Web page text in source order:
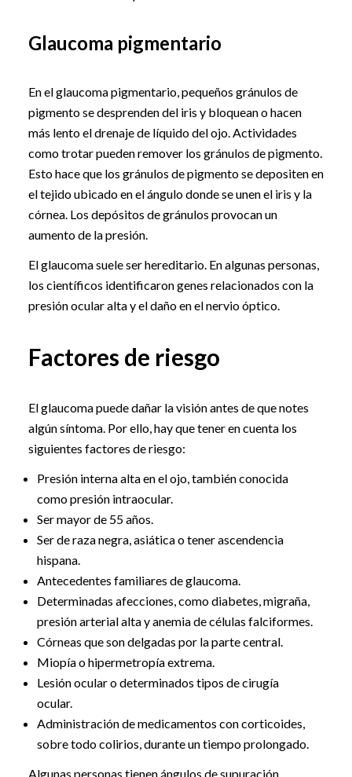
Glaucoma pigmentario
En el glaucoma pigmentario, pequeños gránulos de
pigmento se desprenden del iris y bloquean o hacen
más lento el drenaje de líquido del ojo. Actividades
como trotar pueden remover los gránulos de pigmento.
Esto hace que los gránulos de pigmento se depositen en
el tejido ubicado en el ángulo donde se unen el iris y la
córnea. Los depósitos de gránulos provocan un
aumento de la presión.
El glaucoma suele ser hereditario. En algunas personas,
los científicos identificaron genes relacionados con la
presión ocular alta y el daño en el nervio óptico.
Factores de riesgo
El glaucoma puede dañar la visión antes de que notes
algún síntoma. Por ello, hay que tener en cuenta los
siguientes factores de riesgo:
Presión interna alta en el ojo, también conocida
como presión intraocular.
Ser mayor de 55 años.
Ser de raza negra, asiática o tener ascendencia
hispana.
Antecedentes familiares de glaucoma.
Determinadas afecciones, como diabetes, migraña,
presión arterial alta y anemia de células falciformes.
Córneas que son delgadas por la parte central.
Miopía o hipermetropía extrema.
Lesión ocular o determinados tipos de cirugía
ocular.
Administración de medicamentos con corticoides,
sobre todo colirios, durante un tiempo prolongado.
Algunas personas tienen ángulos de supuración